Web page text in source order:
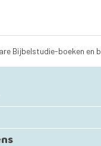
Bijbelstudie-boeken en